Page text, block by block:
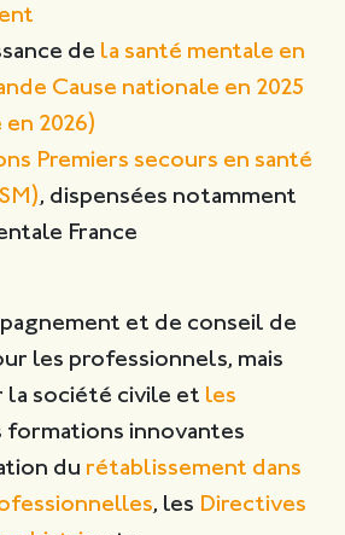
de la santé mentale en
Cause nationale en 2025
2026)
Premiers secours en santé
, dispensées notamment
France
et de conseil de
les professionnels, mais
la société civile et les
formations innovantes
du rétablissement dans
, les Directives